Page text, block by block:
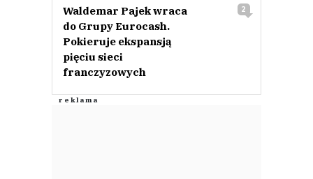
Waldemar Pajek wraca
do Grupy Eurocash.
Pokieruje ekspansją
pięciu sieci
franczyzowych
2